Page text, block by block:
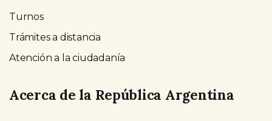
Turnos
Trámites a distancia
Atención a la ciudadanía
Acerca de la República Argentina